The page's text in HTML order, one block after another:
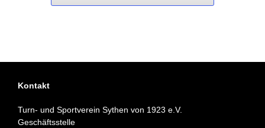
Kontakt
Turn- und Sportverein Sythen von 1923 e.V.
Geschäftsstelle